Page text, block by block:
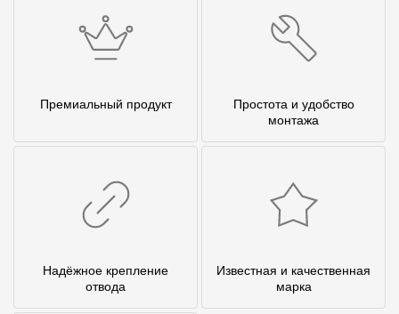
Премиальный продукт
Простота и удобство
монтажа
Надёжное крепление
отвода
Известная и качественная
марка